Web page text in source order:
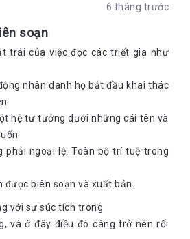
6 tháng trước
soạn
trái của việc đọc các triết gia như
nhân danh họ bắt đầu khai thác
hệ tư tưởng dưới những cái tên và
phải ngoại lệ. Toàn bộ trí tuệ trong
được biên soạn và xuất bản.
với sự súc tích trong
và ở đây điều đó càng trở nên rối